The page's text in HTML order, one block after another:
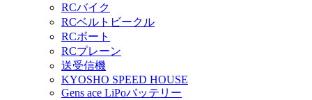
RCバイク
RCベルトビークル
RCボート
RCプレーン
送受信機
KYOSHO SPEED HOUSE
Gens ace LiPoバッテリー